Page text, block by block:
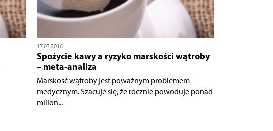
17.03.2016
Spożycie kawy a ryzyko marskości wątroby
– meta-analiza
Marskość wątroby jest poważnym problemem
medycznym. Szacuje się, że rocznie powoduje ponad
milion...